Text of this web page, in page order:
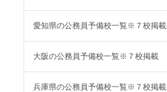
愛知県の公務員予備校一覧※７校掲載
大阪の公務員予備校一覧※７校掲載
兵庫県の公務員予備校一覧※７校掲載